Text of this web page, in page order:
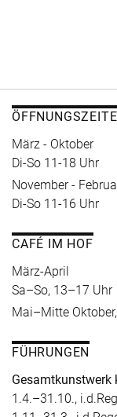
März - Oktober
Di-So 11-18 Uhr
November -
Di-So 11-16 Uhr
CAFÉ IM HOF
März-April
Sa–So, 13–17 Uhr
Mai–Mitte
FÜHRUNGEN
Gesamtkunstwerk
1.4.–31.10.,